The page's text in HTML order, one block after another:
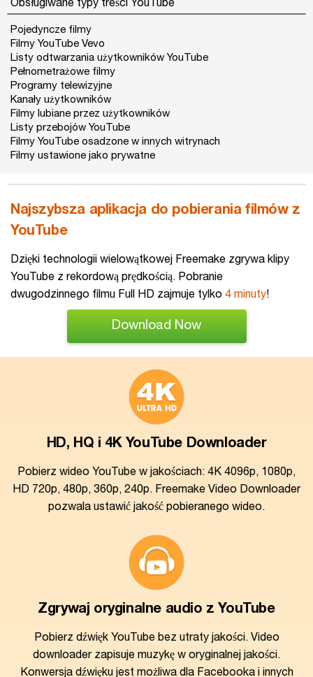
Obsługiwane typy treści YouTube
Pojedyncze filmy
Filmy YouTube Vevo
Listy odtwarzania użytkowników YouTube
Pełnometrażowe filmy
Programy telewizyjne
Kanały użytkowników
Filmy lubiane przez użytkowników
Listy przebojów YouTube
Filmy YouTube osadzone w innych witrynach
Filmy ustawione jako prywatne
Najszybsza aplikacja do pobierania filmów z
YouTube
Dzięki technologii wielowątkowej Freemake zgrywa klipy
YouTube z rekordową prędkością. Pobranie
dwugodzinnego filmu Full HD zajmuje tylko 4 minuty!
Download Now
HD, HQ i 4K YouTube Downloader
Pobierz wideo YouTube w jakościach: 4K 4096p, 1080p,
HD 720p, 480p, 360p, 240p. Freemake Video Downloader
pozwala ustawić jakość pobieranego wideo.
Zgrywaj oryginalne audio z YouTube
Pobierz dźwięk YouTube bez utraty jakości. Video
downloader zapisuje muzykę w oryginalnej jakości.
Konwersja dźwięku jest możliwa dla Facebooka i innych